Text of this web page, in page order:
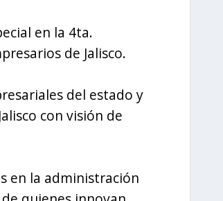
en la 4ta.
de Jalisco.
del estado y
con visión de
en la administración